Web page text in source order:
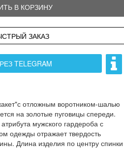
В КОРЗИНУ
ЗАКАЗ
TELEGRAM
отложным воротником-шалью
на золотые пуговицы спереди.
мужского гардероба с
одежды отражает твердость
Длина изделия по центру спинки